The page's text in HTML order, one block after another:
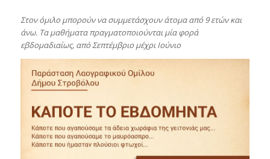
Στον όμιλο μπορούν να συμμετάσχουν άτομα από 9 ετών και
άνω. Τα μαθήματα πραγματοποιούνται μία φορά
εβδομαδιαίως, από Σεπτέμβριο μέχρι Ιούνιο